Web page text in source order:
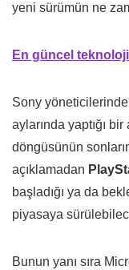
yeni sürümün ne
En güncel
Sony
aylarında yaptığı
döngüsünün
açıklamadan
başladığı ya da
piyasaya
Bunun yanı sıra